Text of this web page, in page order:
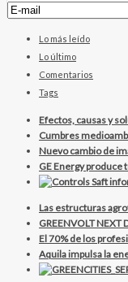
Lo más leído
Lo último
Comentarios
Tags
Efectos, causas y
Cumbres
Nuevo cambio de
GE Energy produce
Las estructuras
GREENVOLT NEXT
El 70% de los
Aquila impulsa la